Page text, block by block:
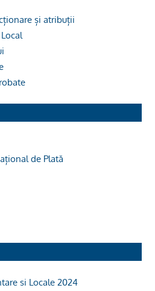
și atribuții
de Plată
si Locale 2024